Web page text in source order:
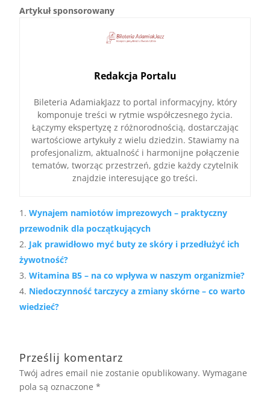
Artykuł sponsorowany
Redakcja Portalu
Bileteria AdamiakJazz to portal informacyjny, który
komponuje treści w rytmie współczesnego życia.
Łączymy ekspertyzę z różnorodnością, dostarczając
wartościowe artykuły z wielu dziedzin. Stawiamy na
profesjonalizm, aktualność i harmonijne połączenie
tematów, tworząc przestrzeń, gdzie każdy czytelnik
znajdzie interesujące go treści.
Wynajem namiotów imprezowych – praktyczny
przewodnik dla początkujących
Jak prawidłowo myć buty ze skóry i przedłużyć ich
żywotność?
Witamina B5 – na co wpływa w naszym organizmie?
Niedoczynność tarczycy a zmiany skórne – co warto
wiedzieć?
Prześlij komentarz
Twój adres email nie zostanie opublikowany. Wymagane
pola są oznaczone*